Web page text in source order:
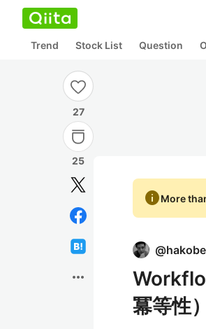
Trend Stock List Question
27
25
more_horiz
infoMore
@
冪等性）